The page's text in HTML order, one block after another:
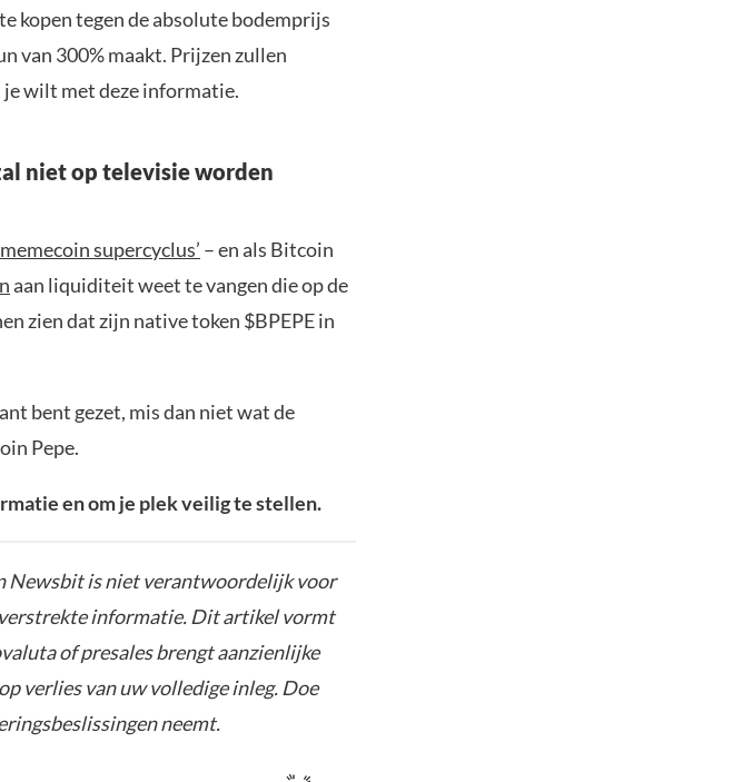
kopen tegen de absolute bodemprijs
van 300% maakt. Prijzen zullen
je wilt met deze informatie.
niet op televisie worden
supercyclus’ – en als Bitcoin
aan liquiditeit weet te vangen die op de
zien dat zijn native token $BPEPE in
bent gezet, mis dan niet wat de
Pepe.
en om je plek veilig te stellen.
Newsbit is niet verantwoordelijk voor
informatie. Dit artikel vormt
of presales brengt aanzienlijke
verlies van uw volledige inleg. Doe
neemt.